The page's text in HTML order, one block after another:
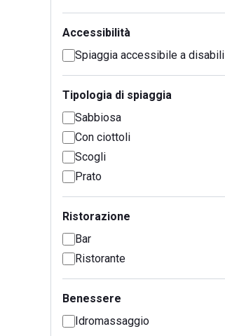
Accessibilità
Spiaggia accessibile a disabili
Tipologia di spiaggia
Sabbiosa
Con ciottoli
Scogli
Prato
Ristorazione
Bar
Ristorante
Benessere
Idromassaggio